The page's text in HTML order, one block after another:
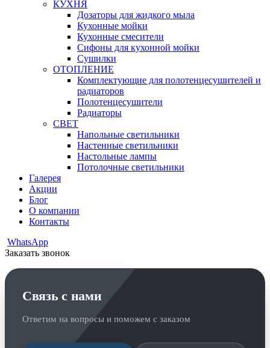
КУХНЯ
Дозаторы для жидкого мыла
Кухонные мойки
Кухонные смесители
Сифоны для кухонной мойки
Сушилки
ОТОПЛЕНИЕ
Комплектующие для полотенцесушителей и
радиаторов
Полотенцесушители
Радиаторы
СВЕТ
Напольные светильники
Настенные светильники
Настольные лампы
Потолочные светильники
Галерея
Акции
Блог
О компании
Контакты
WhatsApp
Заказать звонок
Связь с нами
Ответим на вопросы и поможем с заказом